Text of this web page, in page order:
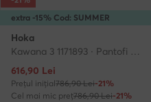
extra -15% Cod: SUMMER
Hoka
Kawana 3 1171893 · Pantofi pentru alergare
Prețul actual
616,90 Lei
Prețul inițial786,90 Lei-21%
Cel mai mic preț786,90 Lei-21%